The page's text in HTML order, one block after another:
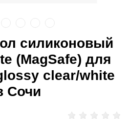
силиконовый
(MagSafe) для
clear/white
Сочи